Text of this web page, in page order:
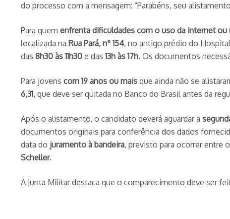
do processo com a mensagem: “Parabéns, seu
Para quem enfrenta dificuldades com o uso da internet ou
localizada na Rua Pará, nº 154, no antigo prédio do
das 8h30 às 11h30 e das13h às 17h. Os documentos
Para jovens com 19 anos ou mais que ainda não se
6,31, que deve ser quitada no Banco do Brasil antes da
Após o alistamento, o candidato deverá aguardar a
documentos originais para conferência dos dados
data do juramento à bandeira, previsto para ocorrer entre
Scheller.
A Junta Militar destaca que o comparecimento deve ser